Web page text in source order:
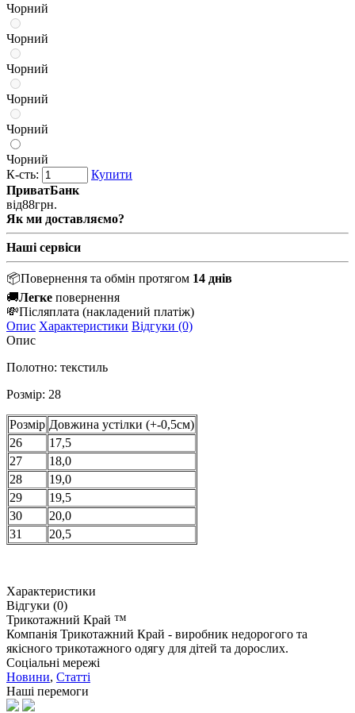
Чорний
Чорний
Чорний
Чорний
Чорний
Чорний
К-сть:
Купити
ПриватБанк
від88грн.
Як ми доставляємо?
Наші сервіси
📦Повернення та обмін протягом 14 днів
🚚Легке повернення
💸Післяплата (накладений платіж)
Опис Характеристики Відгуки (0)
Опис
Полотно: текстиль
Розмір: 28
Розмір Довжина устілки (+-0,5см)
26
17,5
27
18,0
28
19,0
29
19,5
30
20,0
31
20,5
Характеристики
Відгуки (0)
Трикотажний Край ™
Компанія Трикотажний Край - виробник недорогого та
якісного трикотажного одягу для дітей та дорослих.
Соціальні мережі
Новини, Статті
Наші перемоги